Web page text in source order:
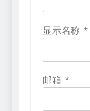
显示名称 *
邮箱 *